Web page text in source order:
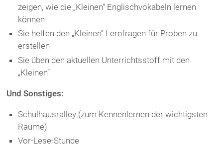
zeigen, wie die „Kleinen“ Englischvokabeln lernen
können
Sie helfen den „Kleinen“ Lernfragen für Proben zu
erstellen
Sie üben den aktuellen Unterrichtsstoff mit den
„Kleinen“
Und Sonstiges:
Schulhausralley (zum Kennenlernen der wichtigsten
Räume)
Vor-Lese-Stunde